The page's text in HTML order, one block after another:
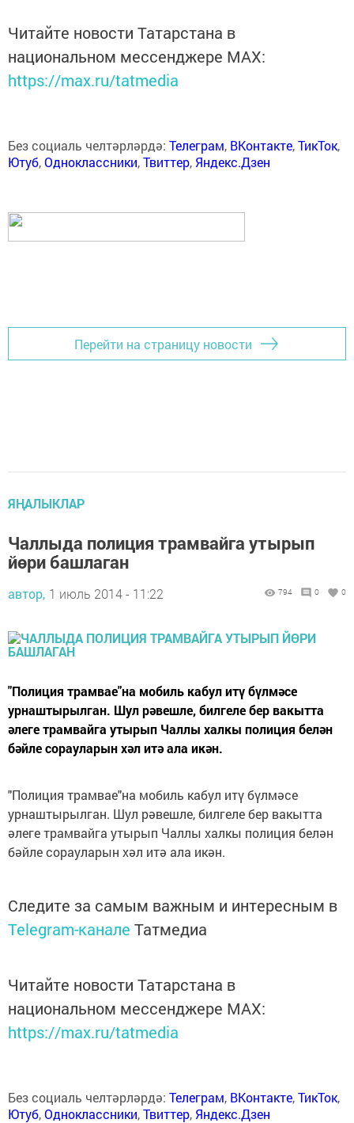
Читайте новости Татарстана в
национальном мессенджере MАХ:
https://max.ru/tatmedia
Без социаль челтәрләрдә: Телеграм, ВКонтакте,ТикТок,
Ютуб,Одноклассники,Твиттер, Яндекс.Дзен
Перейти на страницу новости
ЯҢАЛЫКЛАР
Чаллыда полиция трамвайга утырып
йөри башлаган
автор, 1 июль 2014 - 11:22 794 0 0
"Полиция трамвае"на мобиль кабул итү бүлмәсе
урнаштырылган. Шул рәвешле, билгеле бер вакытта
әлеге трамвайга утырып Чаллы халкы полиция белән
бәйле сорауларын хәл итә ала икән.
"Полиция трамвае"на мобиль кабул итү бүлмәсе
урнаштырылган. Шул рәвешле, билгеле бер вакытта
әлеге трамвайга утырып Чаллы халкы полиция белән
бәйле сорауларын хәл итә ала икән.
Следите за самым важным и интересным в
Telegram-канале Татмедиа
Читайте новости Татарстана в
национальном мессенджере MАХ:
https://max.ru/tatmedia
Без социаль челтәрләрдә: Телеграм, ВКонтакте,ТикТок,
Ютуб,Одноклассники,Твиттер, Яндекс.Дзен